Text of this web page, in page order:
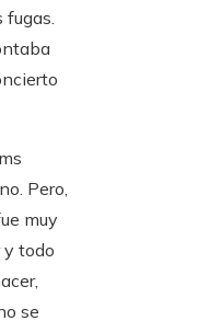
Pero,
muy
y todo
se